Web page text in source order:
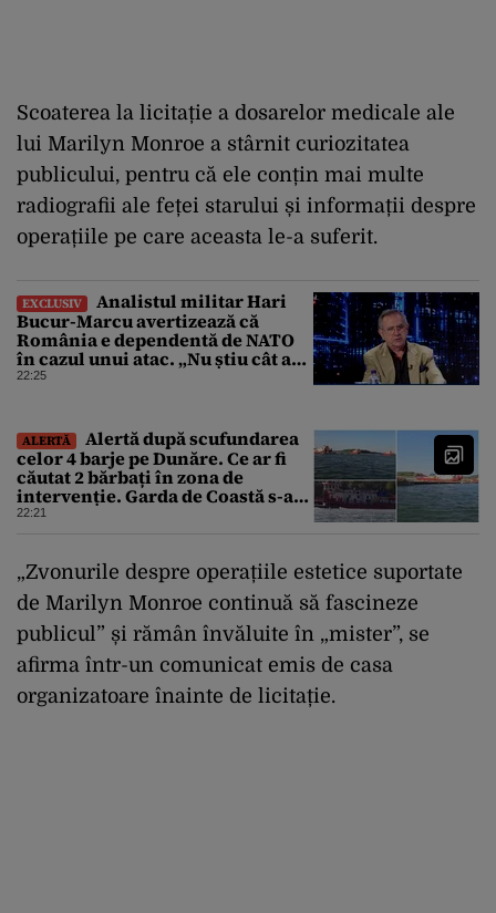
Scoaterea la licitație a dosarelor medicale ale
lui Marilyn Monroe a stârnit curiozitatea
publicului, pentru că ele conțin mai multe
radiografii ale feței starului și informații despre
operațiile pe care aceasta le-a suferit.
EXCLUSIV
Analistul militar Hari
Bucur-Marcu avertizează că
România e dependentă de NATO
în cazul unui atac. „Nu știu cât ar
rezista țara fără ajutor ”
22:25
ALERTĂ
Alertă după scufundarea
celor 4 barje pe Dunăre. Ce ar fi
căutat 2 bărbați în zona de
intervenție. Garda de Coastă s-a
deplasat urgent
22:21
„Zvonurile despre operațiile estetice suportate
de Marilyn Monroe continuă să fascineze
publicul” și rămân învăluite în „mister”, se
afirma într-un comunicat emis de casa
organizatoare înainte de licitație.